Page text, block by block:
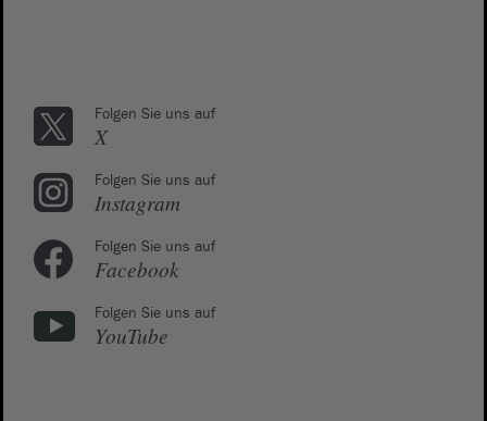
Folgen Sie uns auf
X
Folgen Sie uns auf
Instagram
Folgen Sie uns auf
Facebook
Folgen Sie uns auf
YouTube